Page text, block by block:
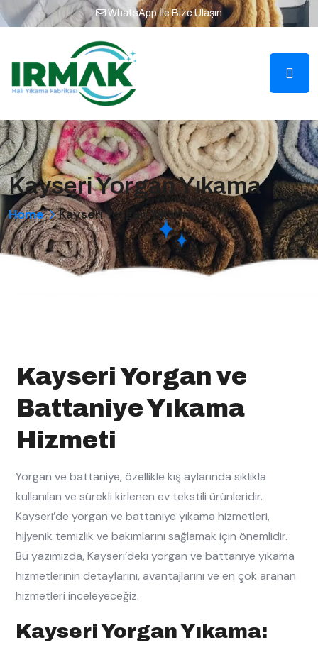
WhatsApp İle Bize Ulaşın
Kayseri Yorgan Yıkama
Home Kayseri Yorgan Yıkama
Kayseri Yorgan ve
Battaniye Yıkama
Hizmeti
Yorgan ve battaniye, özellikle kış aylarında sıklıkla
kullanılan ve sürekli kirlenen ev tekstili ürünleridir.
Kayseri’de yorgan ve battaniye yıkama hizmetleri,
hijyenik temizlik ve bakımlarını sağlamak için önemlidir.
Bu yazımızda, Kayseri’deki yorgan ve battaniye yıkama
hizmetlerinin detaylarını, avantajlarını ve en çok aranan
hizmetleri inceleyeceğiz.
Kayseri Yorgan Yıkama: